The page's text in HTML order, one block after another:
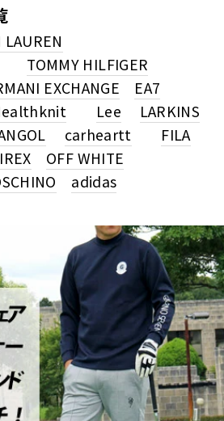
LAUREN
TOMMY HILFIGER
EXCHANGE
EA7
Lee
LARKINS
carheartt
FILA
OFF WHITE
adidas